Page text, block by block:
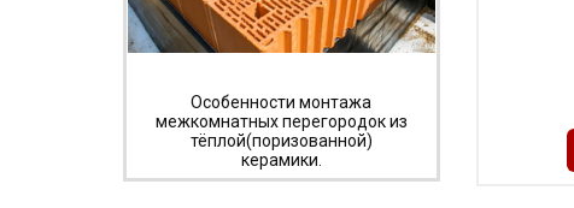
Особенности монтажа
межкомнатных перегородок из
тёплой(поризованной)
керамики.